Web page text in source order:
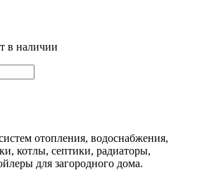
в наличии
отопления, водоснабжения,
котлы, септики, радиаторы,
для загородного дома.